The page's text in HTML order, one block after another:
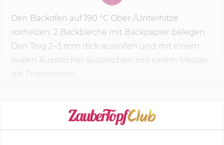
Den Backofen auf190 °C Ober-/Unterhitze
vorheizen. 2 Backbleche mit Backpapier belegen.
Den Teig 2–3 mm dick ausrollen und mit einem
ovalen Ausstecher ausstechen, mit einem Messer
die Tropfenform...
KOCHMODUS STARTEN